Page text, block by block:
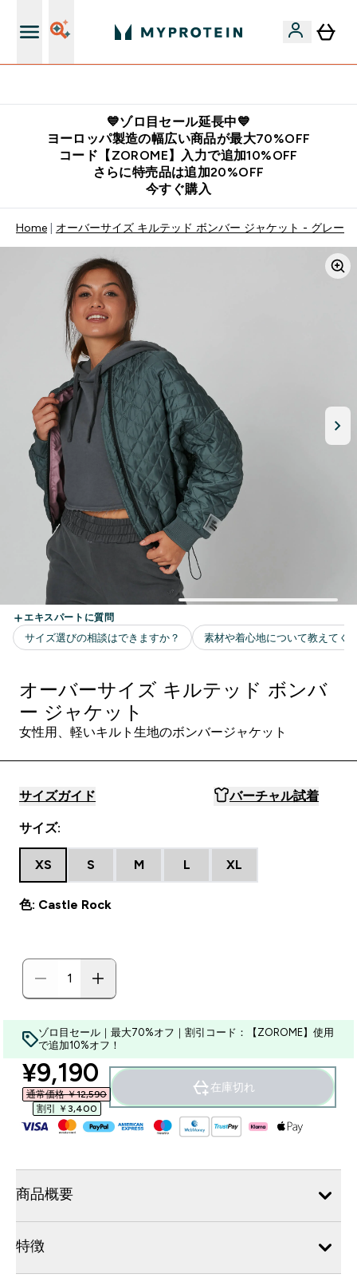
💙ゾロ目セール延長中💙
ヨーロッパ製造の幅広い商品が最大70%OFF
コード【ZOROME】入力で追加10%OFF
さらに特売品は追加20%OFF
今すぐ購入
Home オーバーサイズ キルテッド ボンバー ジャケット - グレー
オーバーサイズ キルテッド ボンバ
ー ジャケット
女性用、軽いキルト生地のボンバージャケット
サイズガイド バーチャル試着
サイズ:
XS S M L XL
色: Castle Rock
ゾロ目セール｜最大70%オフ｜割引コード：【ZOROME】使用
で追加10%オフ！
discounted price
¥9,190‎
通常価格 ￥12,590‎
割引 ￥3,400‎
在庫切れ
商品概要
特徴